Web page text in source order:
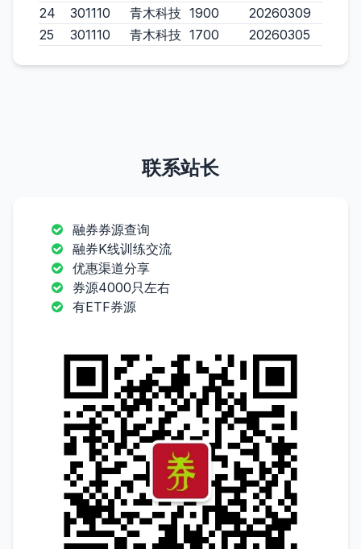
24
301110 青木科技 1900
20260309
25
301110 青木科技 1700 20260305
联系站长
融券券源查询
融券K线训练交流
优惠渠道分享
券源4000只左右
有ETF券源